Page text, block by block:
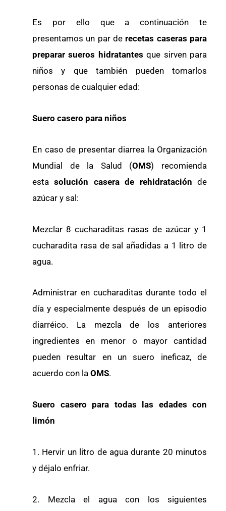
Es por ello que a continuación te
presentamos un par de recetas caseras para
preparar sueros hidratantes que sirven para
niños y que también pueden tomarlos
personas de cualquier edad:
Suero casero para niños
En caso de presentar diarrea la Organización
Mundial de la Salud (OMS) recomienda
estasolución casera de rehidratación de
azúcar y sal:
Mezclar 8 cucharaditas rasas de azúcar y 1
cucharadita rasa de sal añadidas a 1 litro de
agua.
Administrar en cucharaditas durante todo el
día y especialmente después de un episodio
diarréico. La mezcla de los anteriores
ingredientes en menor o mayor cantidad
pueden resultar en un suero ineficaz, de
acuerdo con la OMS.
Suero casero para todas las edades con
limón
1. Hervir un litro de agua durante 20 minutos
y déjalo enfriar.
2. Mezcla el agua con los siguientes